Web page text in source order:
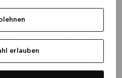
erlauben
und lässt den Raum
reines Weiß funktioniert
Wände auch in einem